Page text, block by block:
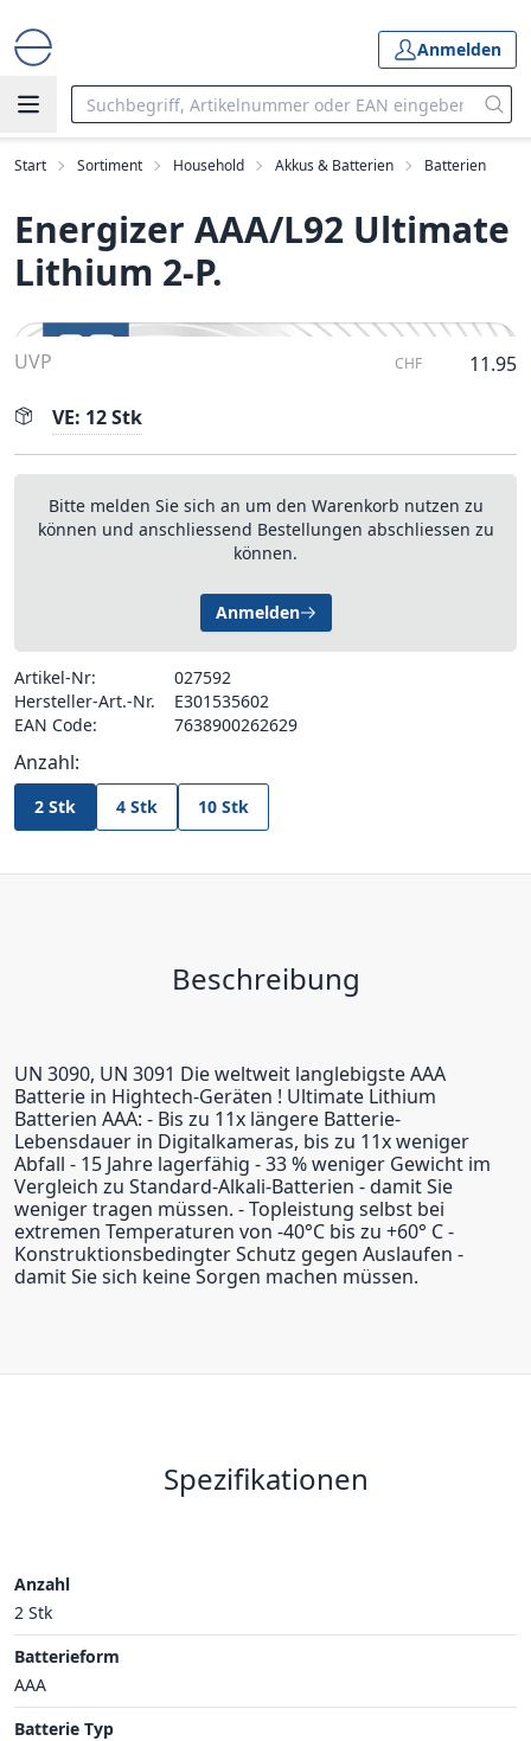
Anmelden
Start Sortiment Household Akkus & Batterien Batterien
Energizer AAA/L92 Ultimate
Lithium 2-P.
UVP CHF 11.95
VE: 12 Stk
Bitte melden Sie sich an um den Warenkorb nutzen zu
können und anschliessend Bestellungen abschliessen zu
können.
Anmelden
Artikel-Nr:
027592
Hersteller-Art.-Nr.
E301535602
EAN Code:
7638900262629
Anzahl:
2 Stk 4 Stk 10 Stk
Beschreibung
UN 3090, UN 3091 Die weltweit langlebigste AAA
Batterie in Hightech-Geräten ! Ultimate Lithium
Batterien AAA: - Bis zu 11x längere Batterie-
Lebensdauer in Digitalkameras, bis zu 11x weniger
Abfall - 15 Jahre lagerfähig - 33 % weniger Gewicht im
Vergleich zu Standard-Alkali-Batterien - damit Sie
weniger tragen müssen. - Topleistung selbst bei
extremen Temperaturen von -40°C bis zu +60° C -
Konstruktionsbedingter Schutz gegen Auslaufen -
damit Sie sich keine Sorgen machen müssen.
Spezifikationen
Anzahl
2 Stk
Batterieform
AAA
Batterie Typ